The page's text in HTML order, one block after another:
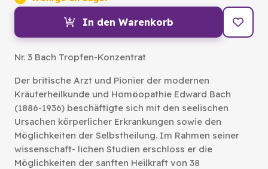
In den Warenkorb
Nr. 3 Bach Tropfen-Konzentrat
Der britische Arzt und Pionier der modernen
Kräuterheilkunde und Homöopathie Edward Bach
(1886-1936) beschäftigte sich mit den seelischen
Ursachen körperlicher Erkrankungen sowie den
Möglichkeiten der Selbstheilung. Im Rahmen seiner
wissenschaft- lichen Studien erschloss er die
Möglichkeiten der sanften Heilkraft von 38